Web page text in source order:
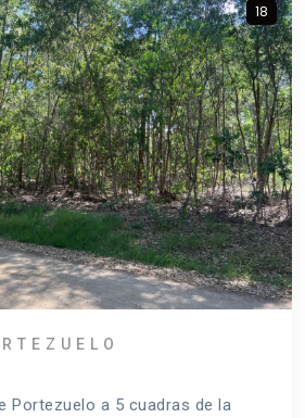
18
Portezuelo a 5 cuadras de la